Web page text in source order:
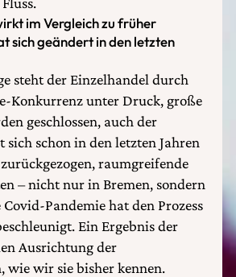
im Vergleich zu früher
sich geändert in den letzten
steht der Einzelhandel durch
Konkurrenz unter Druck, große
geschlossen, auch der
sich schon in den letzten Jahren
raumgreifende
– nicht nur in Bremen, sondern
Pandemie hat den Prozess
Ein Ergebnis der
Ausrichtung der
wie wir sie bisher kennen.